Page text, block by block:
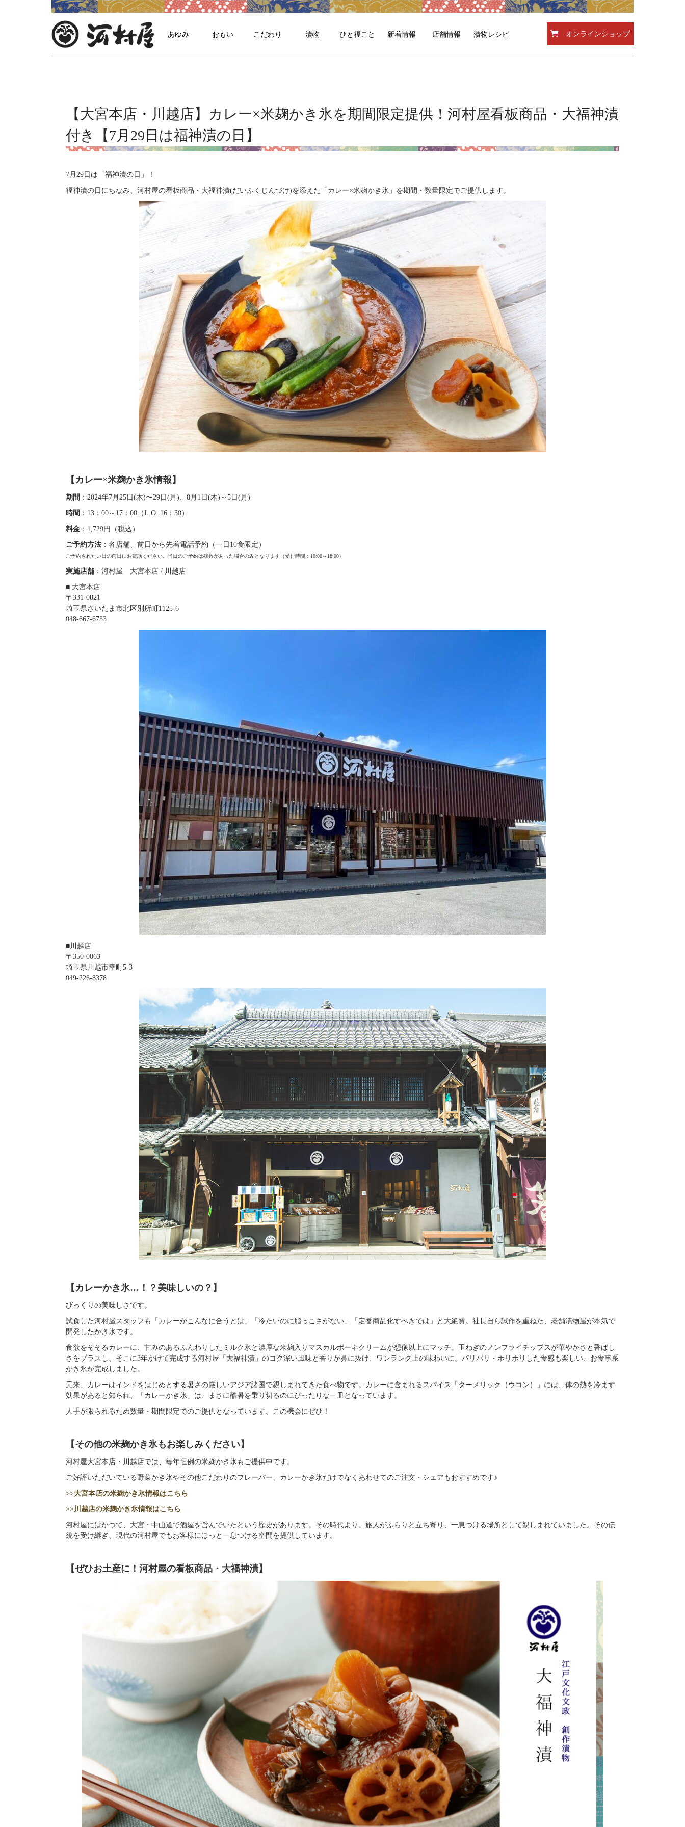
あゆみ おもい こだわり 漬物 ひと福こと 新着情報 店舗情報 漬物レシピ オンラインショップ
【大宮本店・川越店】カレー×米麹かき氷を期間限定提供！河村屋看板商品・大福神漬
付き【7月29日は福神漬の日】
7月29日は「福神漬の日」！
福神漬の日にちなみ、河村屋の看板商品・大福神漬(だいふくじんづけ)を添えた「カレー×米麹かき氷」を期間・数量限定でご提供します。
【カレー×米麹かき氷情報】
期間 ：2024年7月25日(木)〜29日(月)、8月1日(木)～5日(月)
時間 ：13：00～17：00（L.O. 16：30）
料金 ：1,729円（税込）
ご予約方法 ：各店舗、前日から先着電話予約（一日10食限定）
ご予約されたい日の前日にお電話ください。当日のご予約は残数があった場合のみとなります（受付時間：10:00～18:00）
実施店舗 ：河村屋 大宮本店 / 川越店
■ 大宮本店
〒331‐0821
埼玉県さいたま市北区別所町1125-6
048‐667‐6733
■川越店
〒350‐0063
埼玉県川越市幸町5-3
049‐226‐8378
【カレーかき氷…！？美味しいの？】
びっくりの美味しさです。
試食した河村屋スタッフも「カレーがこんなに合うとは」「冷たいのに脂っこさがない」「定番商品化すべきでは」と大絶賛。社長自ら試作を重ねた、老舗漬物屋が本気で
開発したかき氷です。
食欲をそそるカレーに、甘みのあるふんわりしたミルク氷と濃厚な米麹入りマスカルポーネクリームが想像以上にマッチ。玉ねぎのノンフライチップスが華やかさと香ばし
さをプラスし、そこに3年かけて完成する河村屋「大福神漬」のコク深い風味と香りが鼻に抜け、ワンランク上の味わいに。パリパリ・ポリポリした食感も楽しい、お食事系
かき氷が完成しました。
元来、カレーはインドをはじめとする暑さの厳しいアジア諸国で親しまれてきた食べ物です。カレーに含まれるスパイス「ターメリック（ウコン）」には、体の熱を冷ます
効果があると知られ、「カレーかき氷」は、まさに酷暑を乗り切るのにぴったりな一皿となっています。
人手が限られるため数量・期間限定でのご提供となっています。この機会にぜひ！
【その他の米麹かき氷もお楽しみください】
河村屋大宮本店・川越店では、毎年恒例の米麹かき氷もご提供中です。
ご好評いただいている野菜かき氷やその他こだわりのフレーバー、カレーかき氷だけでなくあわせてのご注文・シェアもおすすめです♪
>>大宮本店の米麹かき氷情報はこちら
>>川越店の米麹かき氷情報はこちら
河村屋にはかつて、大宮・中山道で酒屋を営んでいたという歴史があります。その時代より、旅人がふらりと立ち寄り、一息つける場所として親しまれていました。その伝
統を受け継ぎ、現代の河村屋でもお客様にほっと一息つける空間を提供しています。
【ぜひお土産に！河村屋の看板商品・大福神漬】